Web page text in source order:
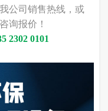
公司销售热线，或
询报价！
2302 0101